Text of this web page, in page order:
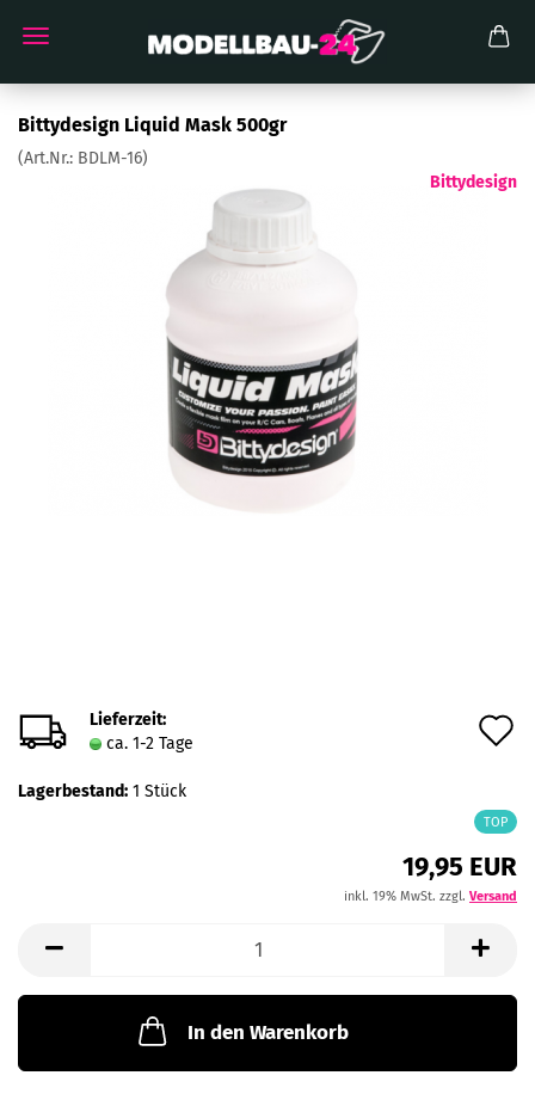
Bittydesign Liquid Mask 500gr
(Art.Nr.: BDLM-16)
Bittydesign
Lieferzeit:
ca. 1-2 Tage
Lagerbestand: 1 Stück
TOP
19,95 EUR
inkl. 19% MwSt. zzgl. Versand
In den Warenkorb